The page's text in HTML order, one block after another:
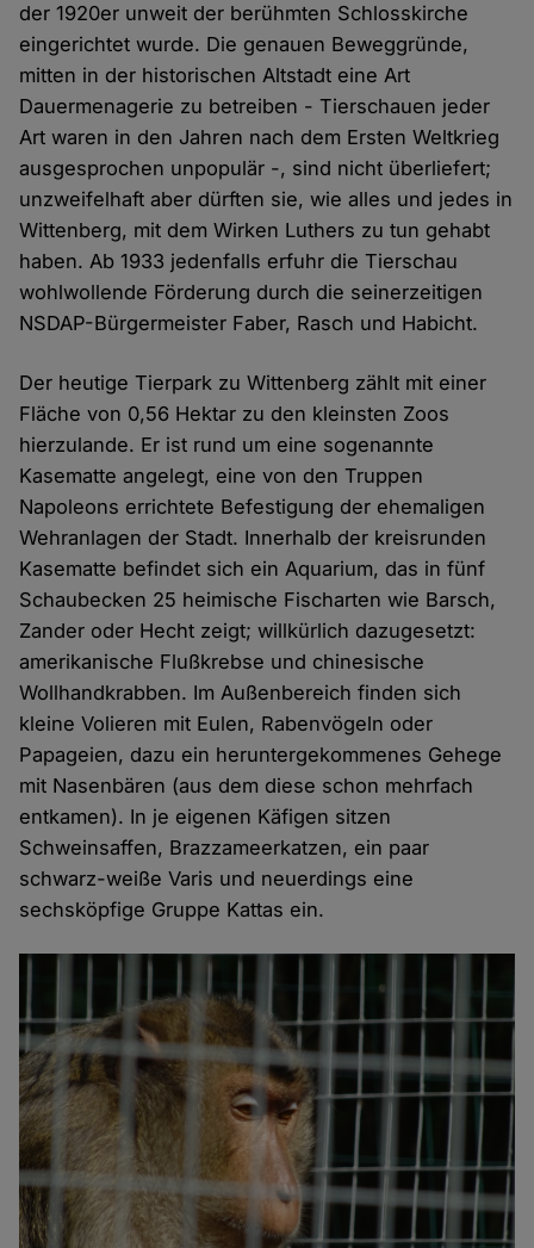
der 1920er unweit der berühmten Schlosskirche
eingerichtet wurde. Die genauen Beweggründe,
mitten in der historischen Altstadt eine Art
Dauermenagerie zu betreiben - Tierschauen jeder
Art waren in den Jahren nach dem Ersten Weltkrieg
ausgesprochen unpopulär -, sind nicht überliefert;
unzweifelhaft aber dürften sie, wie alles und jedes in
Wittenberg, mit dem Wirken Luthers zu tun gehabt
haben. Ab 1933 jedenfalls erfuhr die Tierschau
wohlwollende Förderung durch die seinerzeitigen
NSDAP-Bürgermeister Faber, Rasch und Habicht.
Der heutige Tierpark zu Wittenberg zählt mit einer
Fläche von 0,56 Hektar zu den kleinsten Zoos
hierzulande. Er ist rund um eine sogenannte
Kasematte angelegt, eine von den Truppen
Napoleons errichtete Befestigung der ehemaligen
Wehranlagen der Stadt. Innerhalb der kreisrunden
Kasematte befindet sich ein Aquarium, das in fünf
Schaubecken 25 heimische Fischarten wie Barsch,
Zander oder Hecht zeigt; willkürlich dazugesetzt:
amerikanische Flußkrebse und chinesische
Wollhandkrabben. Im Außenbereich finden sich
kleine Volieren mit Eulen, Rabenvögeln oder
Papageien, dazu ein heruntergekommenes Gehege
mit Nasenbären (aus dem diese schon mehrfach
entkamen). In je eigenen Käfigen sitzen
Schweinsaffen, Brazzameerkatzen, ein paar
schwarz-weiße Varis und neuerdings eine
sechsköpfige Gruppe Kattas ein.